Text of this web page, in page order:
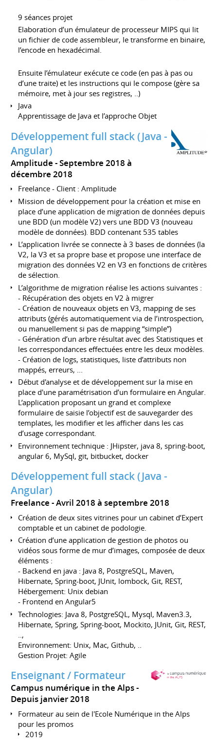
9 séances projet
Elaboration d’un émulateur de processeur MIPS qui lit
un fichier de code assembleur, le transforme en binaire,
l’encode en hexadécimal.
Ensuite l’émulateur exécute ce code (en pas à pas ou
d’une traite) et les instructions qui le compose (gère sa
mémoire, met à jour ses registres, ..)
Java
Apprentissage de Java et l’approche Objet
Développement full stack (Java -
Angular)
Amplitude
Septembre 2018 à
décembre 2018
Freelance - Client : Amplitude
Mission de développement pour la création et mise en
place d’une application de migration de données depuis
une BDD (un modèle V2) vers une BDD V3 (nouveau
modèle de données). BDD contenant 535 tables
L’application livrée se connecte à 3 bases de données (la
V2, la V3 et sa propre base et propose une interface de
migration des données V2 en V3 en fonctions de critères
de sélection.
L’algorithme de migration réalise les actions suivantes :
- Récupération des objets en V2 à migrer
- Création de nouveaux objets en V3, mapping de ses
attributs (gérés automatiquement via de l’introspection,
ou manuellement si pas de mapping “simple”)
- Génération d’un arbre résultat avec des Statistiques et
les correspondances effectuées entre les deux modèles.
- Création de logs, statistiques, liste d’attributs non
mappés, erreurs, ...
Début d'analyse et de développement sur la mise en
place d'une paramétrisation d’un formulaire en Angular.
L’application proposant un grand et complexe
formulaire de saisie l’objectif est de sauvegarder des
templates, les modifier et les afficher dans les cas
d’usage correspondant.
Environnement technique : JHipster, java 8, spring-boot,
angular 6, MySql, git, bitbucket, docker
Développement full stack (Java -
Angular)
Freelance Avril 2018 à septembre 2018
Création de deux sites vitrines pour un cabinet d’Expert
comptable et un cabinet de podologie.
Création d’une application de gestion de photos ou
vidéos sous forme de mur d’images, composée de deux
éléments :
- Backend en java : Java 8, PostgreSQL, Maven,
Hibernate, Spring-boot, JUnit, lombock, Git, REST,
Hébergement: Unix debian
- Frontend en Angular5
Technologies: Java 8, PostgreSQL, Mysql, Maven3.3,
Hibernate, Spring, Spring-boot, Mockito, JUnit, Git, REST,
..,
Environnement: Unix, Mac, Github, ..
Gestion Projet: Agile
Enseignant / Formateur
Campus numérique in the Alps
Depuis janvier 2018
Formateur au sein de l'Ecole Numérique in the Alps
pour les promos
2019